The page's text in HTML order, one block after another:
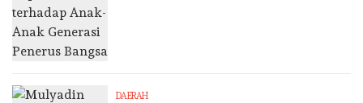
DAERAH